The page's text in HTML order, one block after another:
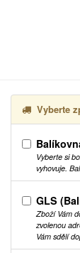
Vyberte
Vyberte si
vyhovuje.
GLS
Zboží Vám
zvolenou
Vám sdělí